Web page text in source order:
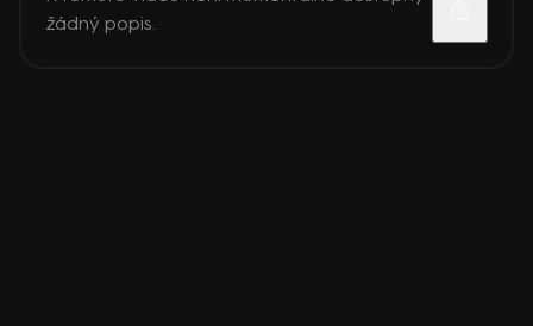
žádný popis.